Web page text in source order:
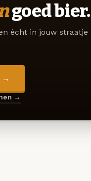
goed bier.
écht in jouw straatje
→
→